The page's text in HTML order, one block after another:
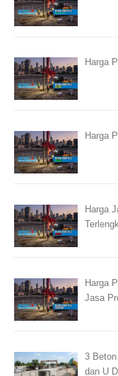
Harga
Harga
Harga
Harga
Jasa
3
dan U